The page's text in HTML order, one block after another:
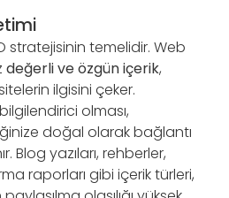
stratejisinin temelidir. Web
değerli ve özgün içerik,
ilgisini çeker.
olması,
doğal olarak bağlantı
Blog yazıları, rehberler,
raporları gibi içerik türleri,